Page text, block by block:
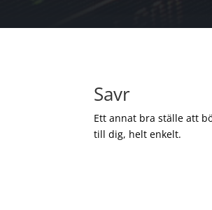
Savr
Ett annat bra ställe att
till dig, helt enkelt.